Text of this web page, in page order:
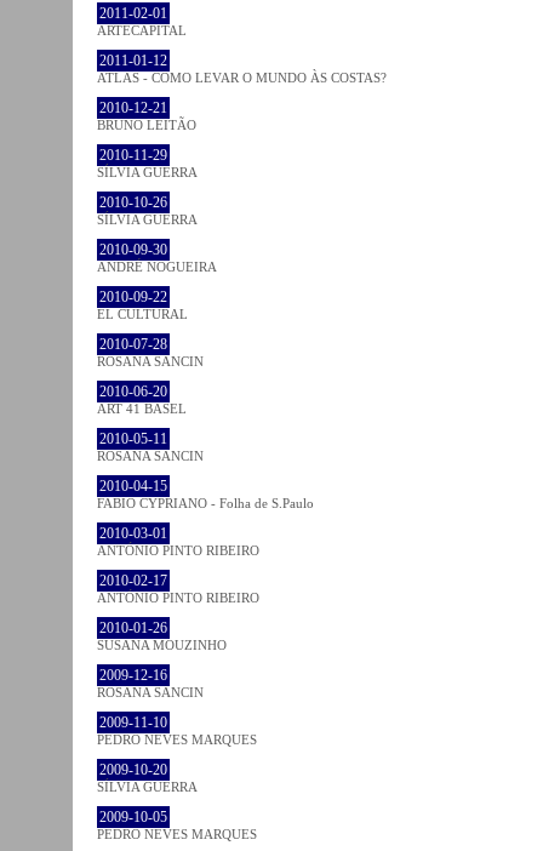
2011-02-01
ARTECAPITAL
2011-01-12
ATLAS - COMO LEVAR O MUNDO ÀS COSTAS?
2010-12-21
BRUNO LEITÃO
2010-11-29
SÍLVIA GUERRA
2010-10-26
SÍLVIA GUERRA
2010-09-30
ANDRÉ NOGUEIRA
2010-09-22
EL CULTURAL
2010-07-28
ROSANA SANCIN
2010-06-20
ART 41 BASEL
2010-05-11
ROSANA SANCIN
2010-04-15
FABIO CYPRIANO - Folha de S.Paulo
2010-03-01
ANTÓNIO PINTO RIBEIRO
2010-02-17
ANTÓNIO PINTO RIBEIRO
2010-01-26
SUSANA MOUZINHO
2009-12-16
ROSANA SANCIN
2009-11-10
PEDRO NEVES MARQUES
2009-10-20
SÍLVIA GUERRA
2009-10-05
PEDRO NEVES MARQUES